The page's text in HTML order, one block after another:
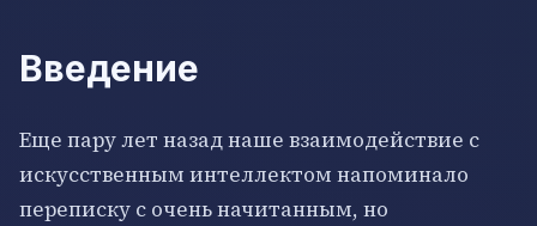
Введение
Еще пару лет назад наше взаимодействие с
искусственным интеллектом напоминало
переписку с очень начитанным, но